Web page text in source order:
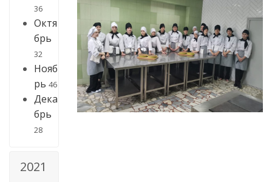
36
Октя
брь
32
Нояб
рь 46
Дека
брь
28
2021